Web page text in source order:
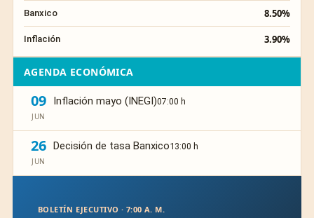
Banxico 8.50%
Inflación 3.90%
AGENDA ECONÓMICA
09
JUN
Inflación mayo (INEGI)07:00 h
26
JUN
Decisión de tasa Banxico13:00 h
BOLETÍN EJECUTIVO · 7:00 A. M.